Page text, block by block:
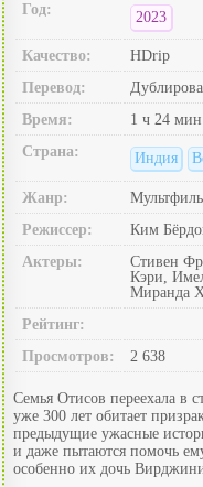
Год:
2023
Качество:
HDrip
Перевод:
Время:
1 ч 24 мин
Страна:
Индия
Жанр:
Режиссер:
Ким
Актеры:
Стивен
Кэри,
Миранда
Рейтинг:
Просмотров:
2 638
Семья Отисов переехала в
уже 300 лет обитает
предыдущие ужасные
и даже пытаются помочь
особенно их дочь